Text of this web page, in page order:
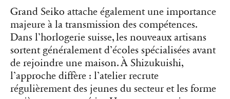
Grand Seiko attache également une importance
majeure à la transmission des compétences.
Dans l’horlogerie suisse, les nouveaux artisans
sortent généralement d’écoles spécialisées avant
de rejoindre une maison. À Shizukuishi,
l’approche diffère : l’atelier recrute
régulièrement des jeunes du secteur et les forme